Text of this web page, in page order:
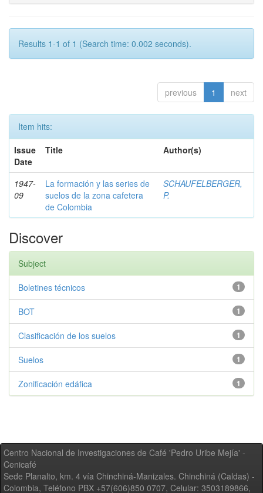
Results 1-1 of 1 (Search time: 0.002 seconds).
previous 1 next
Item hits:
Issue
Date
Title Author(s)
1947-
09
La formación y las series de
suelos de la zona cafetera
de Colombia
SCHAUFELBERGER,
P.
Discover
Subject
1
Boletines técnicos
1
BOT
1
Clasificación de los suelos
1
Suelos
1
Zonificación edáfica
Centro Nacional de Investigaciones de Café 'Pedro Uribe Mejía' -
Cenicafé
Sede Planalto, km. 4 vía Chinchiná-Manizales. Chinchiná (Caldas) -
Colombia, Teléfono PBX +57(606)850 0707, Celular: 3503189866,